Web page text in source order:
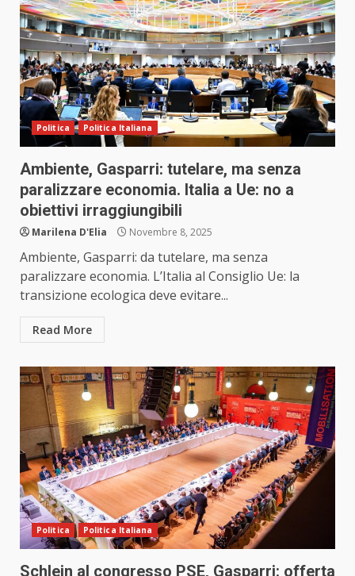
Politica Politica Italiana
Ambiente, Gasparri: tutelare, ma senza
paralizzare economia. Italia a Ue: no a
obiettivi irraggiungibili
Marilena D'Elia Novembre 8, 2025
Ambiente, Gasparri: da tutelare, ma senza
paralizzare economia. L’Italia al Consiglio Ue: la
transizione ecologica deve evitare...
Read More
Politica Politica Italiana
Schlein al congresso PSE, Gasparri: offerta